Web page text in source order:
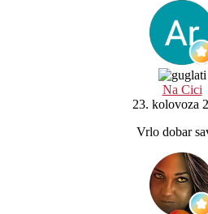
Na Cici
23. kolovoza
Vrlo dobar